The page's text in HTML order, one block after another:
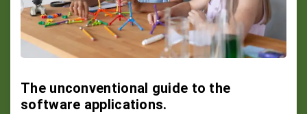
The unconventional guide to the
software applications.